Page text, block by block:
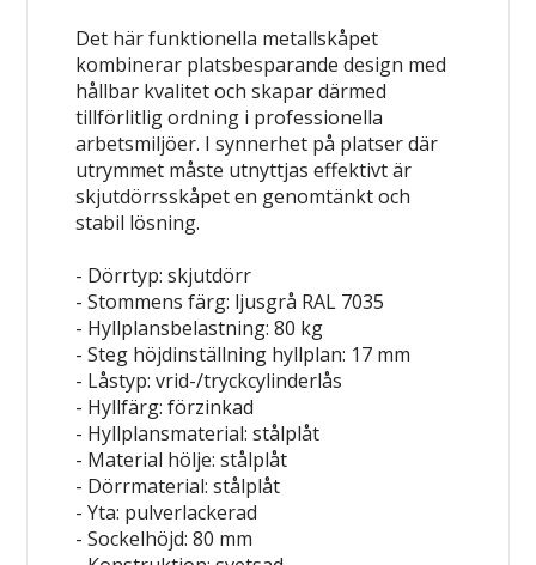
Det här funktionella metallskåpet
kombinerar platsbesparande design med
hållbar kvalitet och skapar därmed
tillförlitlig ordning i professionella
arbetsmiljöer. I synnerhet på platser där
utrymmet måste utnyttjas effektivt är
skjutdörrsskåpet en genomtänkt och
stabil lösning.
- Dörrtyp: skjutdörr
- Stommens färg: ljusgrå RAL 7035
- Hyllplansbelastning: 80 kg
- Steg höjdinställning hyllplan: 17 mm
- Låstyp: vrid-/tryckcylinderlås
- Hyllfärg: förzinkad
- Hyllplansmaterial: stålplåt
- Material hölje: stålplåt
- Dörrmaterial: stålplåt
- Yta: pulverlackerad
- Sockelhöjd: 80 mm